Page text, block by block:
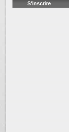
S'inscrire